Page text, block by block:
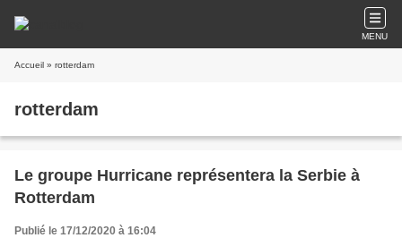
MENU
Accueil » rotterdam
rotterdam
Le groupe Hurricane représentera la Serbie à
Rotterdam
Publié le 17/12/2020 à 16:04